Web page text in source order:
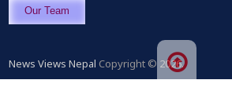
Our Team
News Views Nepal Copyright © 2026.